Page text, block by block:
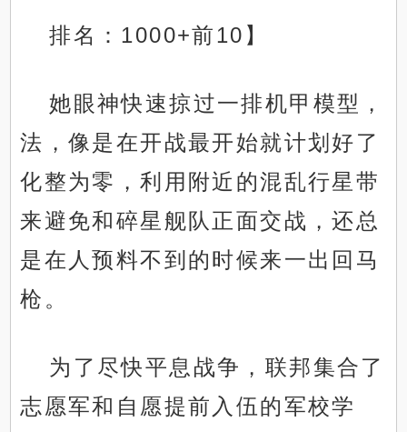
排名：1000+前10】
她眼神快速掠过一排机甲模型，
法，像是在开战最开始就计划好了
化整为零，利用附近的混乱行星带
来避免和碎星舰队正面交战，还总
是在人预料不到的时候来一出回马
枪。
为了尽快平息战争，联邦集合了
志愿军和自愿提前入伍的军校学